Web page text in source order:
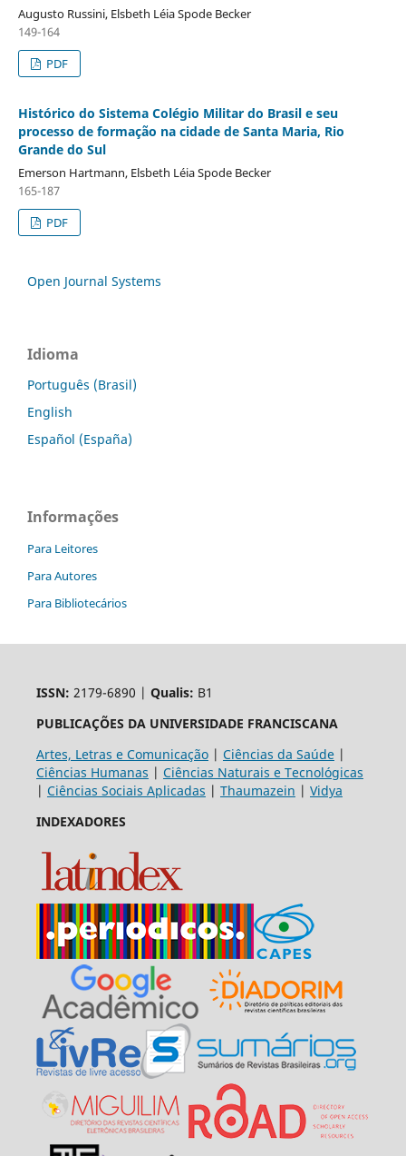
Augusto Russini, Elsbeth Léia Spode Becker
149-164
PDF
Histórico do Sistema Colégio Militar do Brasil e seu
processo de formação na cidade de Santa Maria, Rio
Grande do Sul
Emerson Hartmann, Elsbeth Léia Spode Becker
165-187
PDF
Open Journal Systems
Idioma
Português (Brasil)
English
Español (España)
Informações
Para Leitores
Para Autores
Para Bibliotecários
ISSN: 2179-6890 | Qualis: B1
PUBLICAÇÕES DA UNIVERSIDADE FRANCISCANA
Artes, Letras e Comunicação| Ciências da Saúde|
Ciências Humanas | Ciências Naturais e Tecnológicas
| Ciências Sociais Aplicadas | Thaumazein | Vidya
INDEXADORES